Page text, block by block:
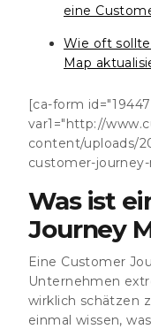
eine
Wie oft
Map
[ca-form
var1="http://
content/uploads/
customer-
Was ist
Journey
Eine Customer
Unternehmen
wirklich schätzen
einmal wissen,